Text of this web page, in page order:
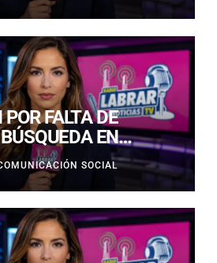
FALTA DE
EN
OPERATIVO SE
DOMINGO
SOCIAL